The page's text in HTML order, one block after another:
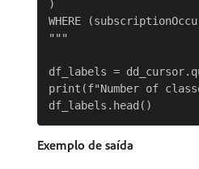
)
WHERE
"""
df_labels =
print(f"Number of
Exemplo de saída